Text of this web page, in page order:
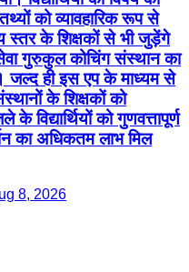
को व्यावहारिक रूप से
स्तर के शिक्षकों से भी जुड़ेंगे
गुरुकुल कोचिंग संस्थान का
जल्द ही इस एप के माध्यम से
के शिक्षकों को
के विद्यार्थियों को गुणवत्तापूर्ण
का अधिकतम लाभ मिल
8, 2026